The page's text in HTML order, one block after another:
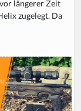
längerer Zeit
zugelegt. Da